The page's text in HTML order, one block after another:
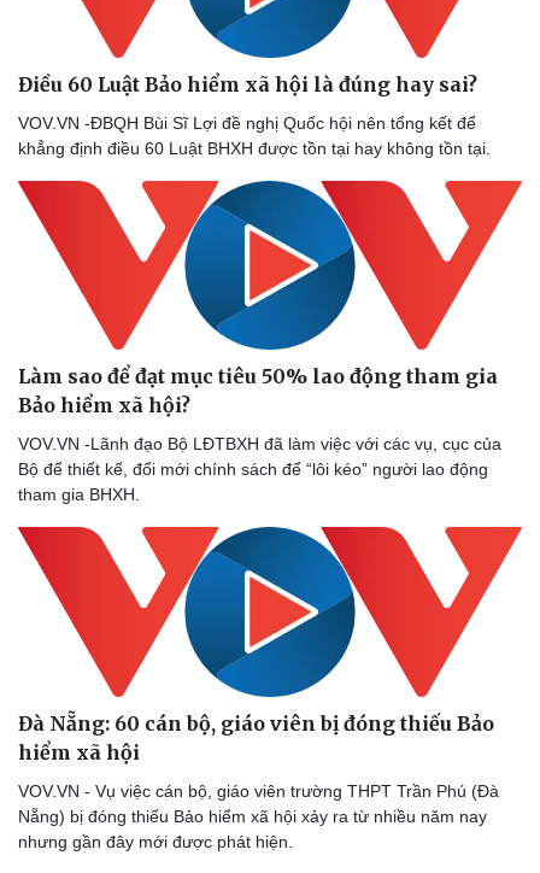
Làm đẹp - giảm cân
Phòng mạch online
Điều 60 Luật Bảo hiểm xã hội là đúng hay sai?
VOV.VN -ĐBQH Bùi Sĩ Lợi đề nghị Quốc hội nên tổng kết để
khẳng định điều 60 Luật BHXH được tồn tại hay không tồn tại.
Làm sao để đạt mục tiêu 50% lao động tham gia
Bảo hiểm xã hội?
VOV.VN -Lãnh đạo Bộ LĐTBXH đã làm việc với các vụ, cục của
Bộ để thiết kế, đổi mới chính sách để “lôi kéo” người lao động
tham gia BHXH.
Đà Nẵng: 60 cán bộ, giáo viên bị đóng thiếu Bảo
hiểm xã hội
VOV.VN - Vụ việc cán bộ, giáo viên trường THPT Trần Phú (Đà
Nẵng) bị đóng thiếu Bảo hiểm xã hội xảy ra từ nhiều năm nay
nhưng gần đây mới được phát hiện.